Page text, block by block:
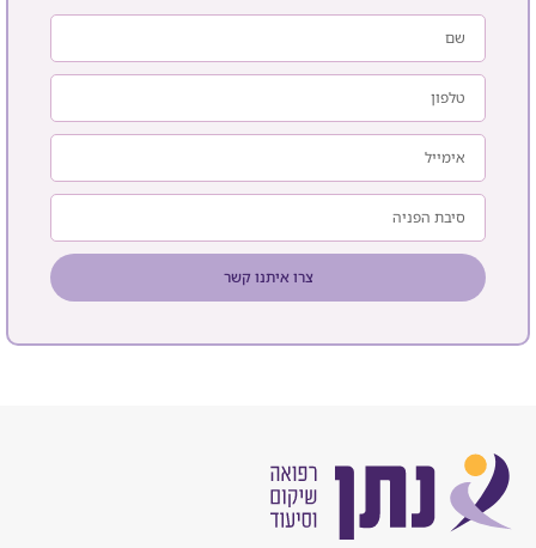
צרו איתנו קשר